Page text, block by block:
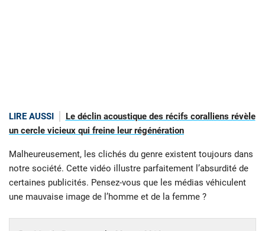
LIRE AUSSI
Le déclin acoustique des récifs coralliens révèle
un cercle vicieux qui freine leur régénération
Malheureusement, les clichés du genre existent toujours dans
notre société. Cette vidéo illustre parfaitement l’absurdité de
certaines publicités. Pensez-vous que les médias véhiculent
une mauvaise image de l’homme et de la femme ?